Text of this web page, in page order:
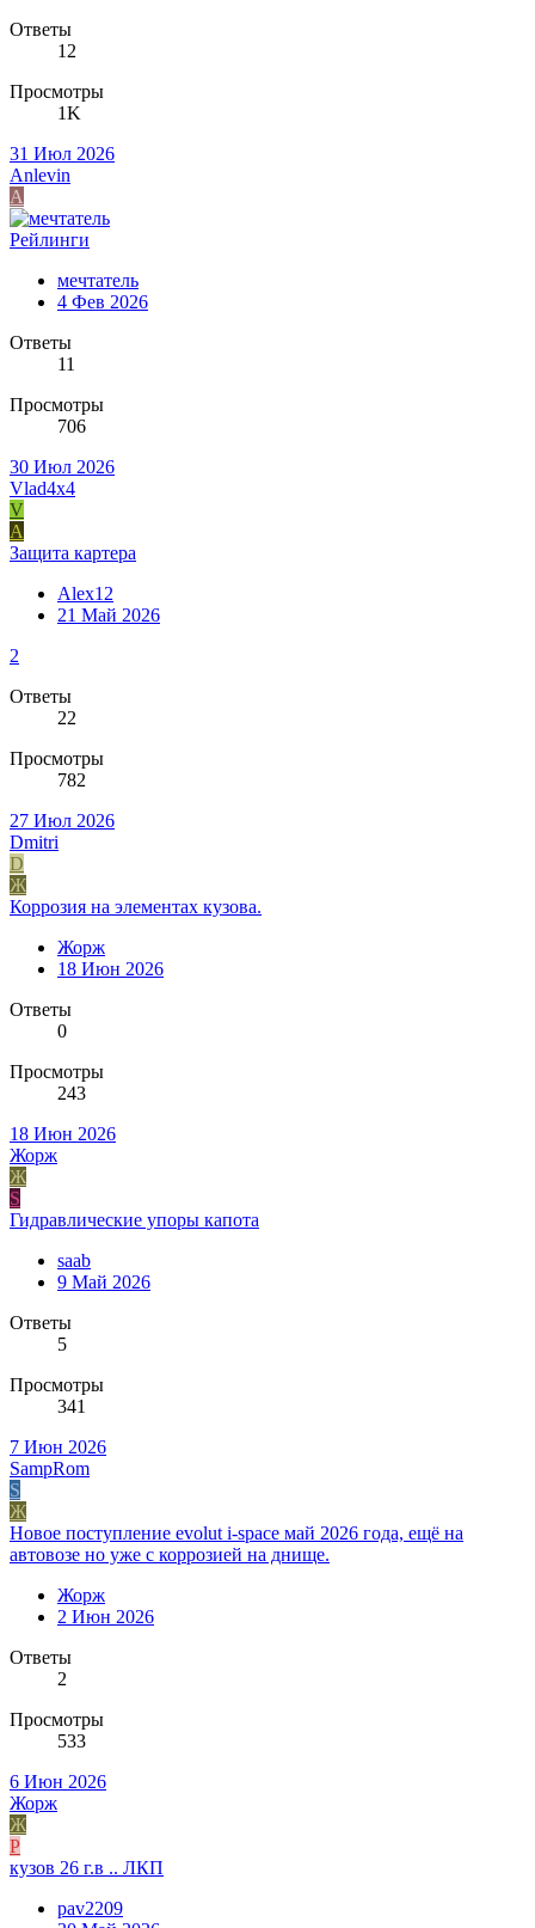
Ответы
12
Просмотры
1K
31 Июл 2026
Anlevin
A
Рейлинги
мечтатель
4 Фев 2026
Ответы
11
Просмотры
706
30 Июл 2026
Vlad4x4
V
A
Защита картера
Alex12
21 Май 2026
2
Ответы
22
Просмотры
782
27 Июл 2026
Dmitri
D
Ж
Коррозия на элементах кузова.
Жорж
18 Июн 2026
Ответы
0
Просмотры
243
18 Июн 2026
Жорж
Ж
S
Гидравлические упоры капота
saab
9 Май 2026
Ответы
5
Просмотры
341
7 Июн 2026
SampRom
S
Ж
Новое поступление evolut i-space май 2026 года, ещё на
автовозе но уже с коррозией на днище.
Жорж
2 Июн 2026
Ответы
2
Просмотры
533
6 Июн 2026
Жорж
Ж
P
кузов 26 г.в .. ЛКП
pav2209